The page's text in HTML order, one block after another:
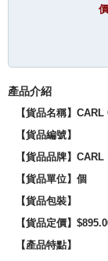
產品介紹
【貨品名稱】
【貨品編號】
【貨品品牌】CARL
【貨品單位】個
【貨品包裝】
【貨品定價】
【產品特點】